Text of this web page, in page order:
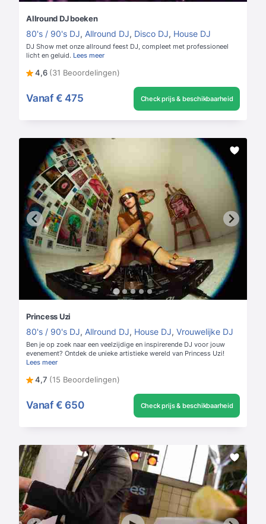
Allround DJ boeken
80's / 90's DJ, Allround DJ, Disco DJ, House DJ
DJ Show met onze allround feest DJ, compleet met professioneel
licht en geluid. Lees meer
4,6 (31 Beoordelingen)
Vanaf € 475 Check prijs & beschikbaarheid
Princess Uzi
80's / 90's DJ, Allround DJ, House DJ, Vrouwelijke DJ
Ben je op zoek naar een veelzijdige en inspirerende DJ voor jouw
evenement? Ontdek de unieke artistieke wereld van Princess Uzi!
Lees meer
4,7 (15 Beoordelingen)
Vanaf € 650 Check prijs & beschikbaarheid